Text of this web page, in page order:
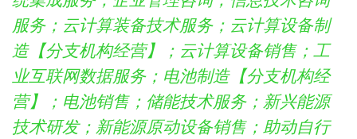
服务；云计算装备技术服务；云计算设备制
造【分支机构经营】；云计算设备销售；工
业互联网数据服务；电池制造【分支机构经
营】；电池销售；储能技术服务；新兴能源
技术研发；新能源原动设备销售；助动自行